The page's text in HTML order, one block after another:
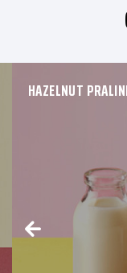
HAZELNUT